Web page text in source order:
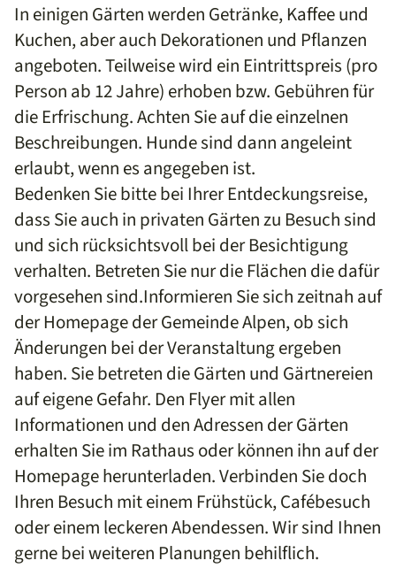
In einigen Gärten werden Getränke, Kaffee und
Kuchen, aber auch Dekorationen und Pflanzen
angeboten. Teilweise wird ein Eintrittspreis (pro
Person ab 12 Jahre) erhoben bzw. Gebühren für
die Erfrischung. Achten Sie auf die einzelnen
Beschreibungen. Hunde sind dann angeleint
erlaubt, wenn es angegeben ist.
Bedenken Sie bitte bei Ihrer Entdeckungsreise,
dass Sie auch in privaten Gärten zu Besuch sind
und sich rücksichtsvoll bei der Besichtigung
verhalten. Betreten Sie nur die Flächen die dafür
vorgesehen sind.Informieren Sie sich zeitnah auf
der Homepage der Gemeinde Alpen, ob sich
Änderungen bei der Veranstaltung ergeben
haben. Sie betreten die Gärten und Gärtnereien
auf eigene Gefahr. Den Flyer mit allen
Informationen und den Adressen der Gärten
erhalten Sie im Rathaus oder können ihn auf der
Homepage herunterladen. Verbinden Sie doch
Ihren Besuch mit einem Frühstück, Cafébesuch
oder einem leckeren Abendessen. Wir sind Ihnen
gerne bei weiteren Planungen behilflich.